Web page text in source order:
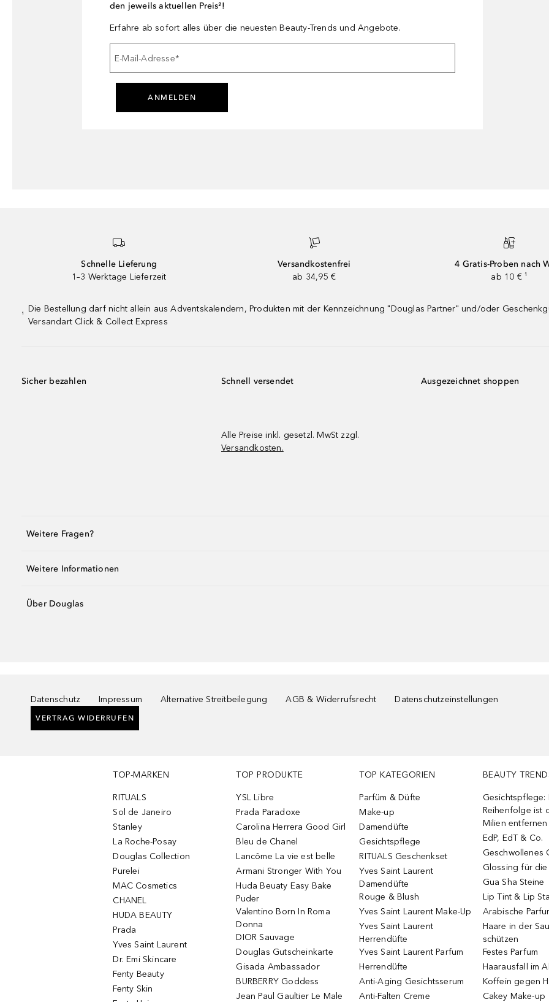
den jeweils aktuellen Preis²!
Erfahre ab sofort alles über die neuesten Beauty-Trends und Angebote.
E-Mail-Adresse*
ANMELDEN
Schnelle Lieferung
1–3 Werktage Lieferzeit
Versandkostenfrei
ab 34,95 €
4 Gratis-Proben nach
ab 10 € ¹
¹
Die Bestellung darf nicht allein aus Adventskalendern, Produkten mit der Kennzeichnung "Douglas Partner" und/oder
Versandart Click & Collect Express
Sicher bezahlen Schnell versendet
Alle Preise inkl. gesetzl. MwSt zzgl.
Versandkosten.
Ausgezeichnet shoppen
Weitere Fragen?
Weitere Informationen
Über Douglas
Datenschutz Impressum Alternative Streitbeilegung AGB & Widerrufsrecht Datenschutzeinstellungen
VERTRAG WIDERRUFEN
TOP-MARKEN
RITUALS
Sol de Janeiro
Stanley
La Roche-Posay
Douglas Collection
Purelei
MAC Cosmetics
CHANEL
HUDA BEAUTY
Prada
Yves Saint Laurent
Dr. Emi Skincare
Fenty Beauty
Fenty Skin
TOP PRODUKTE
YSL Libre
Prada Paradoxe
Carolina Herrera Good Girl
Bleu de Chanel
Lancôme La vie est belle
Armani Stronger With You
Huda Beuaty Easy Bake
Puder
Valentino Born In Roma
Donna
DIOR Sauvage
Douglas Gutscheinkarte
Gisada Ambassador
BURBERRY Goddess
Jean Paul Gaultier Le Male
TOP KATEGORIEN
Parfüm & Düfte
Make-up
Damendüfte
Gesichtspflege
RITUALS Geschenkset
Yves Saint Laurent
Damendüfte
Rouge & Blush
Yves Saint Laurent Make-Up
Yves Saint Laurent
Herrendüfte
Yves Saint Laurent Parfum
Herrendüfte
Anti-Aging Gesichtsserum
Anti-Falten Creme
BEAUTY
Gesichtspflege:
Reihenfolge ist
Milien entfernen
EdP, EdT & Co.
Geschwollenes
Glossing für die
Gua Sha Steine
Lip Tint & Lip
Arabische
Haare in der
schützen
Festes Parfum
Haarausfall im
Koffein gegen
Cakey Make-up